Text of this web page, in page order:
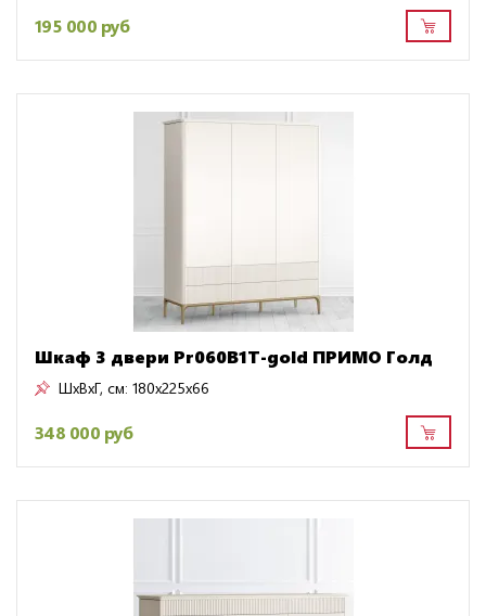
195 000 руб
Шкаф 3 двери Pr060B1T-gold ПРИМО Голд
ШxВxГ, см: 180x225x66
348 000 руб